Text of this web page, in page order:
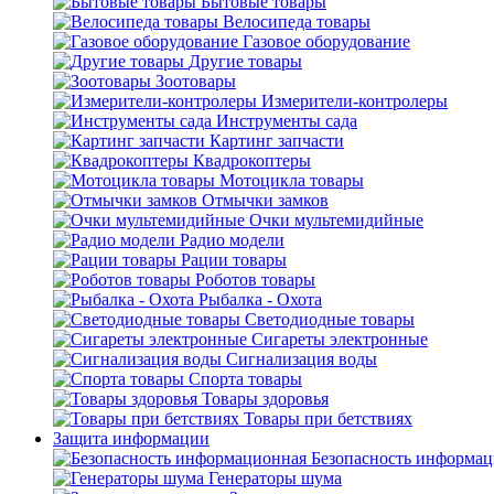
Велосипеда товары
Газовое оборудование
Другие товары
Зоотовары
Измерители-контролеры
Инструменты сада
Картинг запчасти
Квадрокоптеры
Мотоцикла товары
Отмычки замков
Очки мультемидийные
Радио модели
Рации товары
Роботов товары
Рыбалка - Охота
Светодиодные товары
Сигареты электронные
Сигнализация воды
Спорта товары
Товары здоровья
Товары при бетствиях
Защита информации
Безопасность
Генераторы шума